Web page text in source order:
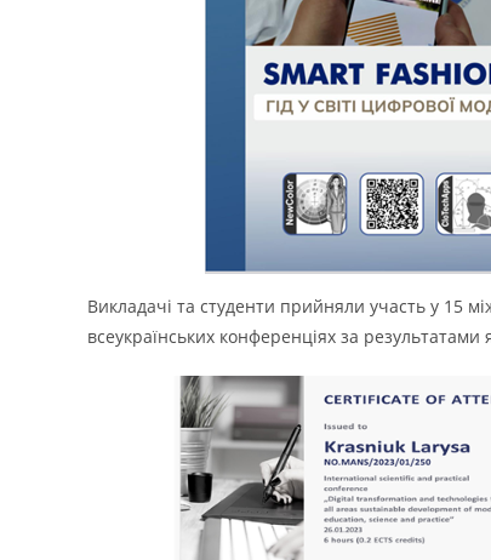
Викладачі та студенти прийняли участь у 15
всеукраїнських конференціях за результатами